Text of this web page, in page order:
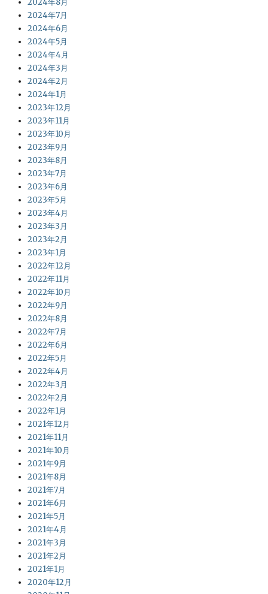
2024年8月
2024年7月
2024年6月
2024年5月
2024年4月
2024年3月
2024年2月
2024年1月
2023年12月
2023年11月
2023年10月
2023年9月
2023年8月
2023年7月
2023年6月
2023年5月
2023年4月
2023年3月
2023年2月
2023年1月
2022年12月
2022年11月
2022年10月
2022年9月
2022年8月
2022年7月
2022年6月
2022年5月
2022年4月
2022年3月
2022年2月
2022年1月
2021年12月
2021年11月
2021年10月
2021年9月
2021年8月
2021年7月
2021年6月
2021年5月
2021年4月
2021年3月
2021年2月
2021年1月
2020年12月